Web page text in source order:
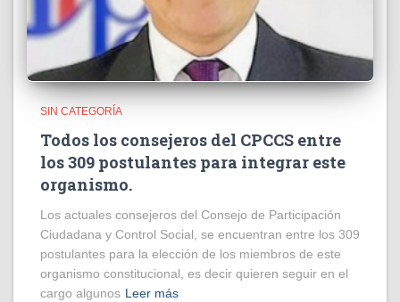
SIN CATEGORÍA
Todos los consejeros del CPCCS entre
los 309 postulantes para integrar este
organismo.
Los actuales consejeros del Consejo de Participación
Ciudadana y Control Social, se encuentran entre los 309
postulantes para la elección de los miembros de este
organismo constitucional, es decir quieren seguir en el
cargo algunos Leer más